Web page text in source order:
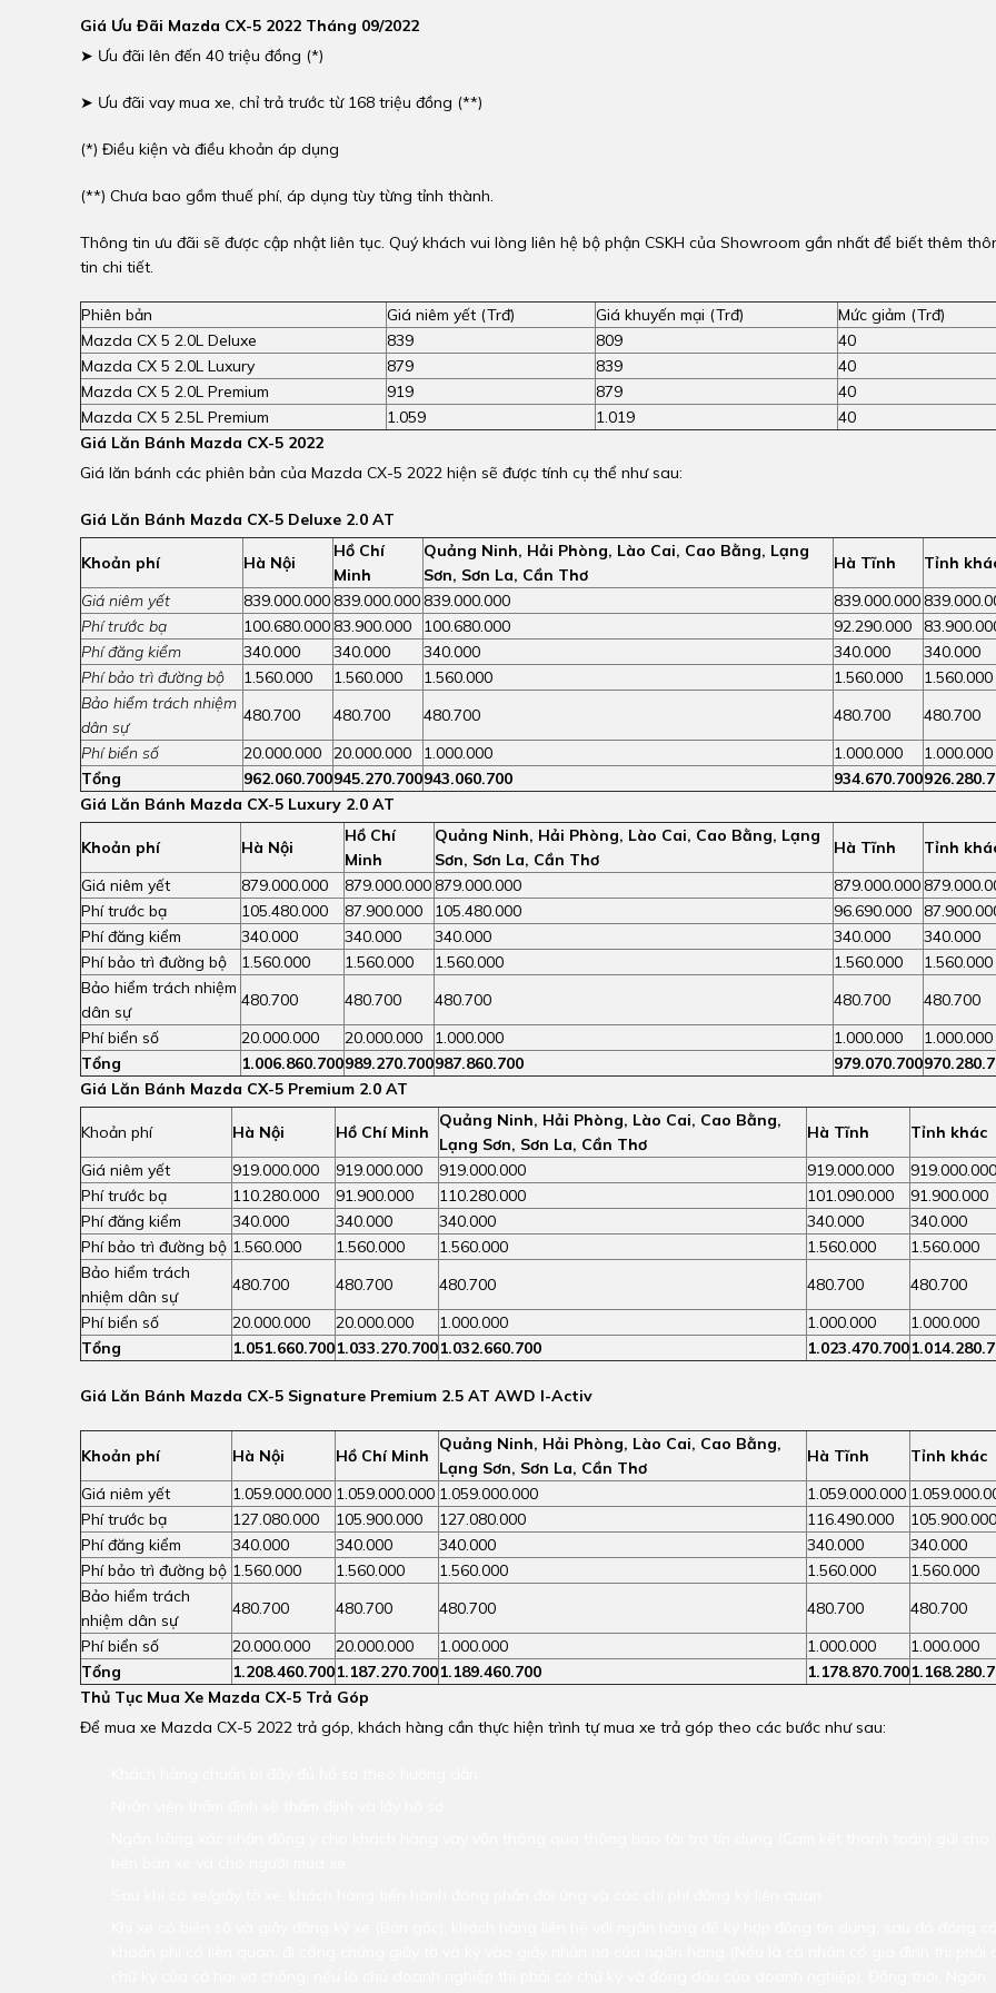
Giá Ưu Đãi Mazda CX-5 2022 Tháng 09/2022
➤ Ưu đãi lên đến 40 triệu đồng (*)
➤ Ưu đãi vay mua xe, chỉ trả trước từ 168 triệu đồng (**)
(*) Điều kiện và điều khoản áp dụng
(**) Chưa bao gồm thuế phí, áp dụng tùy từng tỉnh thành.
Thông tin ưu đãi sẽ được cập nhật liên tục. Quý khách vui lòng liên hệ bộ phận CSKH của Showroom gần nhất để biết thêm
tin chi tiết.
Phiên bản Giá niêm yết (Trđ) Giá khuyến mại (Trđ)
Mức giảm (Trđ)
Mazda CX 5 2.0L Deluxe
839 809
40
Mazda CX 5 2.0L Luxury
879 839
40
Mazda CX 5 2.0L Premium
919 879
40
Mazda CX 5 2.5L Premium
1.059 1.019
40
Giá Lăn Bánh Mazda CX-5 2022
Giá lăn bánh các phiên bản của Mazda CX-5 2022 hiện sẽ được tính cụ thể như sau:
Giá Lăn Bánh Mazda CX-5 Deluxe 2.0 AT
Khoản phí Hà Nội
Hồ Chí
Minh
Quảng Ninh, Hải Phòng, Lào Cai, Cao Bằng, Lạng
Sơn, Sơn La, Cần Thơ
Hà Tĩnh
Tỉnh
Giá niêm yết
839.000.000839.000.000839.000.000 839.000.000
Phí trước bạ
100.680.00083.900.000 100.680.000 92.290.000
Phí đăng kiểm
340.000 340.000 340.000 340.000
340.000
Phí bảo trì đường bộ
1.560.000 1.560.000 1.560.000 1.560.000
1.560.000
Bảo hiểm trách nhiệm
dân sự
480.700 480.700 480.700 480.700
480.700
Phí biển số
20.000.000 20.000.000 1.000.000 1.000.000
1.000.000
Tổng
962.060.700945.270.700943.060.700 934.670.700
Giá Lăn Bánh Mazda CX-5 Luxury 2.0 AT
Khoản phí Hà Nội
Hồ Chí
Minh
Quảng Ninh, Hải Phòng, Lào Cai, Cao Bằng, Lạng
Sơn, Sơn La, Cần Thơ
Hà Tĩnh
Tỉnh
Giá niêm yết
879.000.000 879.000.000879.000.000 879.000.000
Phí trước bạ
105.480.000 87.900.000 105.480.000 96.690.000
Phí đăng kiểm
340.000 340.000 340.000 340.000
340.000
Phí bảo trì đường bộ
1.560.000 1.560.000 1.560.000 1.560.000
1.560.000
Bảo hiểm trách nhiệm
dân sự
480.700 480.700 480.700 480.700
480.700
Phí biển số
20.000.000 20.000.000 1.000.000 1.000.000
1.000.000
Tổng
1.006.860.700989.270.700987.860.700 979.070.700
Giá Lăn Bánh Mazda CX-5 Premium 2.0 AT
Khoản phí Hà Nội Hồ Chí Minh
Quảng Ninh, Hải Phòng, Lào Cai, Cao Bằng,
Lạng Sơn, Sơn La, Cần Thơ
Hà Tĩnh
Tỉnh khác
Giá niêm yết
919.000.000 919.000.000 919.000.000 919.000.000
919.000.000
Phí trước bạ
110.280.000 91.900.000 110.280.000 101.090.000
91.900.000
Phí đăng kiểm
340.000 340.000 340.000 340.000
340.000
Phí bảo trì đường bộ 1.560.000 1.560.000 1.560.000 1.560.000
1.560.000
Bảo hiểm trách
nhiệm dân sự
480.700 480.700 480.700 480.700
480.700
Phí biển số
20.000.000 20.000.000 1.000.000 1.000.000
1.000.000
Tổng
1.051.660.7001.033.270.7001.032.660.700 1.023.470.700
Giá Lăn Bánh Mazda CX-5 Signature Premium 2.5 AT AWD I-Activ
Khoản phí Hà Nội Hồ Chí Minh
Quảng Ninh, Hải Phòng, Lào Cai, Cao Bằng,
Lạng Sơn, Sơn La, Cần Thơ
Hà Tĩnh
Tỉnh khác
Giá niêm yết
1.059.000.000 1.059.000.000 1.059.000.000 1.059.000.000
Phí trước bạ
127.080.000 105.900.000 127.080.000 116.490.000
105.900.000
Phí đăng kiểm
340.000 340.000 340.000 340.000
340.000
Phí bảo trì đường bộ 1.560.000 1.560.000 1.560.000 1.560.000
1.560.000
Bảo hiểm trách
nhiệm dân sự
480.700 480.700 480.700 480.700
480.700
Phí biển số
20.000.000 20.000.000 1.000.000 1.000.000
1.000.000
Tổng
1.208.460.7001.187.270.7001.189.460.700 1.178.870.700
Thủ Tục Mua Xe Mazda CX-5 Trả Góp
Để mua xe Mazda CX-5 2022 trả góp, khách hàng cần thực hiện trình tự mua xe trả góp theo các bước như sau: